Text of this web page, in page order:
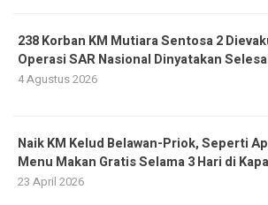
238 Korban KM Mutiara Sentosa 2
Operasi SAR Nasional Dinyatakan
4 Agustus 2026
Naik KM Kelud Belawan-Priok, Seperti
Menu Makan Gratis Selama 3 Hari di
23 April 2026